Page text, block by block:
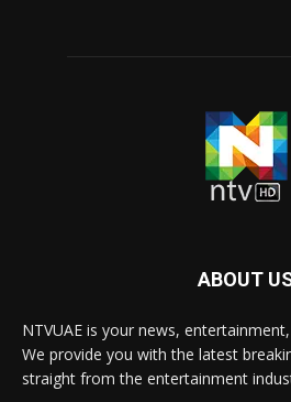
ABOUT
NTVUAE is your news,
We provide you with the latest
straight from the entertainment